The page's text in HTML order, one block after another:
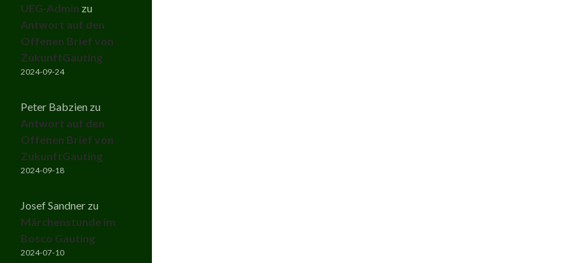
UEG-Admin zu
Antwort auf den
Offenen Brief von
ZukunftGauting
2024-09-24
Peter Babzien zu
Antwort auf den
Offenen Brief von
ZukunftGauting
2024-09-18
Josef Sandner zu
Märchenstunde im
Bosco Gauting
2024-07-10